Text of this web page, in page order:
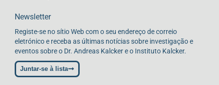
Newsletter
Registe-se no sítio Web com o seu endereço de correio
eletrónico e receba as últimas notícias sobre investigação e
eventos sobre o Dr. Andreas Kalcker e o Instituto Kalcker.
Juntar-se à lista